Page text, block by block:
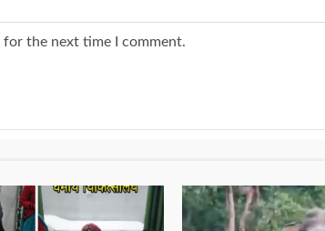
for the next time I comment.